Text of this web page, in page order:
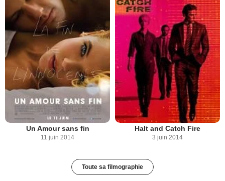
Un Amour sans fin
11 juin 2014
Halt and Catch Fire
3 juin 2014
Toute sa filmographie